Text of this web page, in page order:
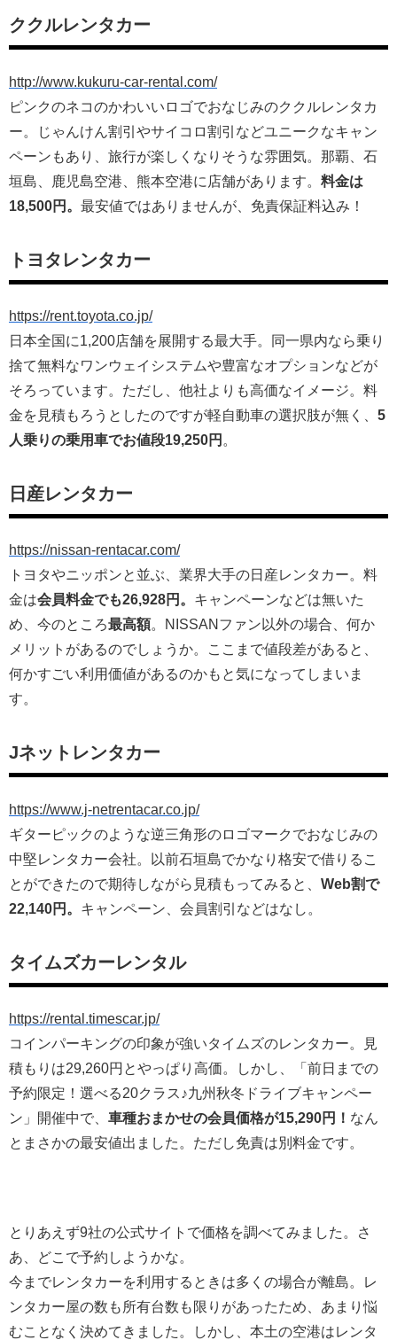
ククルレンタカー
http://www.kukuru-car-rental.com/
ピンクのネコのかわいいロゴでおなじみのククルレンタカ
ー。じゃんけん割引やサイコロ割引などユニークなキャン
ペーンもあり、旅行が楽しくなりそうな雰囲気。那覇、石
垣島、鹿児島空港、熊本空港に店舗があります。 料金は
18,500円。 最安値ではありませんが、免責保証料込み！
トヨタレンタカー
https://rent.toyota.co.jp/
日本全国に1,200店舗を展開する最大手。同一県内なら乗り
捨て無料なワンウェイシステムや豊富なオプションなどが
そろっています。ただし、他社よりも高価なイメージ。料
金を見積もろうとしたのですが軽自動車の選択肢が無く、 5
人乗りの乗用車でお値段19,250円 。
日産レンタカー
https://nissan-rentacar.com/
トヨタやニッポンと並ぶ、業界大手の日産レンタカー。料
金は会員料金でも26,928円。 キャンペーンなどは無いた
め、今のところ最高額。NISSANファン以外の場合、何か
メリットがあるのでしょうか。ここまで値段差があると、
何かすごい利用価値があるのかもと気になってしまいま
す。
Jネットレンタカー
https://www.j-netrentacar.co.jp/
ギターピックのような逆三角形のロゴマークでおなじみの
中堅レンタカー会社。以前石垣島でかなり格安で借りるこ
とができたので期待しながら見積もってみると、 Web割で
22,140円。 キャンペーン、会員割引などはなし。
タイムズカーレンタル
https://rental.timescar.jp/
コインパーキングの印象が強いタイムズのレンタカー。見
積もりは29,260円とやっぱり高価。しかし、「前日までの
予約限定！選べる20クラス♪九州秋冬ドライブキャンペー
ン」開催中で、 車種おまかせの会員価格が15,290円！ なん
とまさかの最安値出ました。ただし免責は別料金です。
とりあえず9社の公式サイトで価格を調べてみました。さ
あ、どこで予約しようかな。
今までレンタカーを利用するときは多くの場合が離島。レ
ンタカー屋の数も所有台数も限りがあったため、あまり悩
むことなく決めてきました。しかし、本土の空港はレンタ